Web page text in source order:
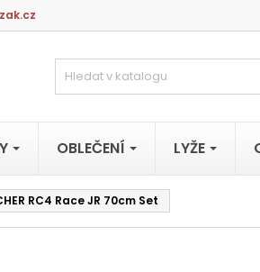
OBLEČENÍ LYŽE
RC4 Race JR 70cm Set